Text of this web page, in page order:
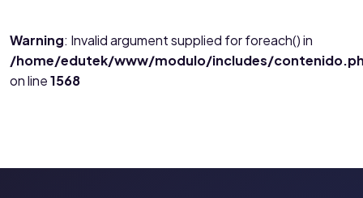
Warning: Invalid argument supplied for foreach() in
/home/edutek/www/modulo/includes/
on line1568